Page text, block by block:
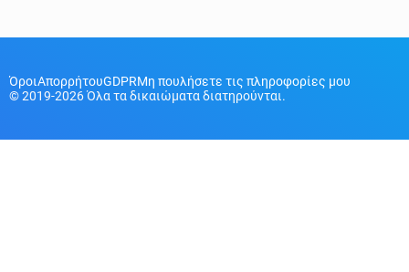
ΌροιΑπορρήτουGDPRΜη πουλήσετε τις πληροφορίες μου
© 2019-2026 Όλα τα δικαιώματα διατηρούνται.